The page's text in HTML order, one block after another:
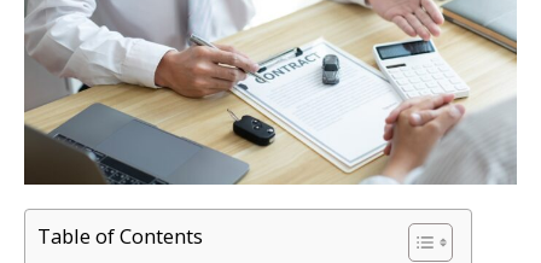
Table of Contents